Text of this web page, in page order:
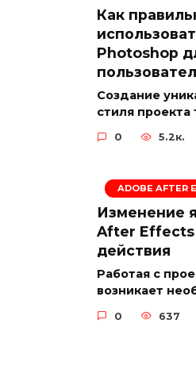
Как
Photoshop
Создание
стиля проекта
0 5.2к.
ADOBE AFTER
Изменение
After
действия
Работая с
возникает
0 637